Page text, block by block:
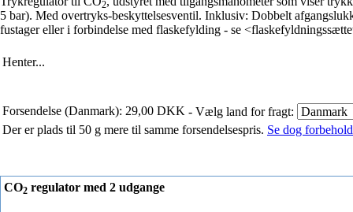
2
5 bar). Med overtryks-beskyttelsesventil. Inklusiv: Dobbelt
fustager eller i forbindelse med flaskefylding - se
Henter...
Forsendelse (Danmark): 29,00 DKK - Vælg land for fragt:
Der er plads til 50 g mere til samme forsendelsespris. Se dog
CO2 regulator med 2 udgange